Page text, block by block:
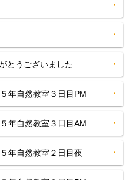
とうございました
自然教室３日目PM
自然教室３日目AM
自然教室２日目夜